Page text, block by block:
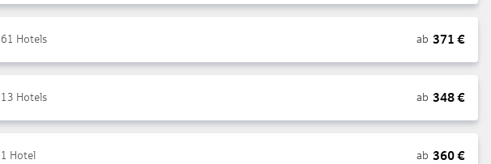
61 Hotels ab 371 €
13 Hotels ab 348€
1 Hotel ab 360€